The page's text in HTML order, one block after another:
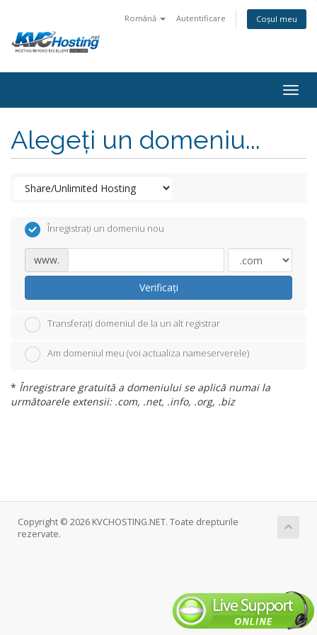
Română Autentificare Coșul meu
Alegeți un domeniu...
Înregistrați un domeniu nou
www.
Verificați
Transferați domeniul de la un alt registrar
Am domeniul meu (voi actualiza nameserverele)
* Înregistrare gratuită a domeniului se aplică numai la
următoarele extensii: .com, .net, .info, .org, .biz
Copyright © 2026 KVCHOSTING.NET. Toate drepturile
rezervate.